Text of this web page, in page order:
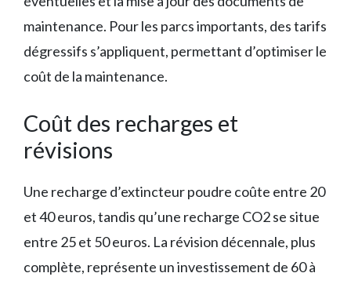
maintenance. Pour les parcs importants, des tarifs
dégressifs s’appliquent, permettant d’optimiser le
coût de la maintenance.
Coût des recharges et
révisions
Une recharge d’extincteur poudre coûte entre 20
et 40 euros, tandis qu’une recharge CO2 se situe
entre 25 et 50 euros. La révision décennale, plus
complète, représente un investissement de 60 à